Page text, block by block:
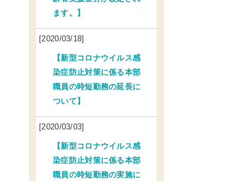
ます。】
[2020/03/18]
【新型コロナウイルス感
染症防止対策に係る本部
職員の時短勤務の延長に
ついて】
[2020/03/03]
【新型コロナウイルス感
染症防止対策に係る本部
職員の時短勤務の実施に